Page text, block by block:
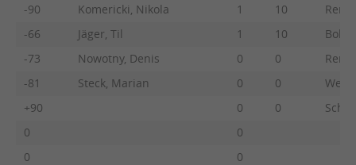
-90
Komericki, Nikola 1 10
-66
Jäger, Til 1 10
-73
Nowotny, Denis 0 0
-81
Steck, Marian 0 0
+90
0 0
0
0
0
0